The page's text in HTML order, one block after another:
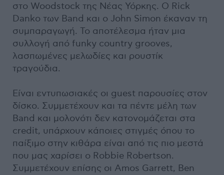
στο Woodstock της Νέας Υόρκης. Ο Rick
Danko των Band και ο John Simon έκαναν τη
συμπαραγωγή. Το αποτέλεσμα ήταν μια
συλλογή από funky country grooves,
λασπωμένες μελωδίες και ρουστίκ
τραγούδια.
Είναι εντυπωσιακές οι guest παρουσίες στον
δίσκο. Συμμετέχουν και τα πέντε μέλη των
Band και μολονότι δεν κατονομάζεται στα
credit, υπάρχουν κάποιες στιγμές όπου το
παίξιμο στην κιθάρα είναι από τις πιο μεστά
που μας χαρίσει ο Robbie Robertson.
Συμμετέχουν επίσης οι Amos Garrett, Ben